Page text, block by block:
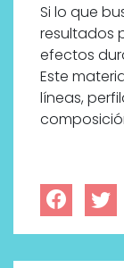
Si lo que
resultados
efectos
Este
líneas,